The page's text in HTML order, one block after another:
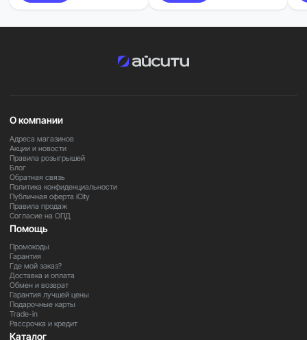
О компании
Адреса магазинов
Акции и новости
Правила розыгрышей
Блог
Обратная связь
Политика конфиденциальности
Публичная оферта iCity
Правила продаж
Согласие на ОПД
Помощь
Промокоды
Гарантия
Где мой заказ?
Доставка и оплата
Обмен и возврат
Гарантия лучшей цены
Подарочные карты
Trade-in
Рассрочка и кредит
Каталог